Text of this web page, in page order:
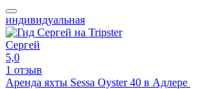
индивидуальная
Сергей
5,0
1 отзыв
Аренда яхты Sessa Oyster 40 в Адлере